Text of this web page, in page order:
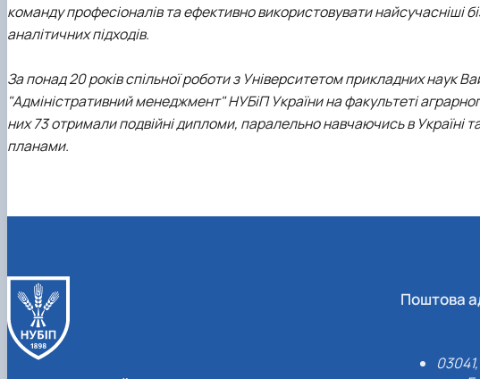
команду професіоналів та ефективно використовувати найсучасніші
аналітичних підходів.
За понад 20 років спільної роботи з Університетом прикладних
"Адміністративний менеджмент" НУБіП України на факультеті
них 73 отримали подвійні дипломи, паралельно навчаючись в
планами.
Поштова